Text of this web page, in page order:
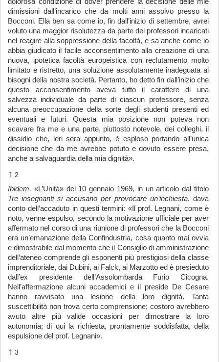
dimissioni dall’incarico che da molti anni assolvo presso la
Bocconi. Ella ben sa come io, fin dall’inizio di settembre, avrei
voluto una maggior risolutezza da parte dei professori incaricati
nel reagire alla soppressione della facoltà, e sa anche come io
abbia giudicato il facile acconsentimento alla creazione di una
nuova, ipotetica facoltà europeistica con reclutamento molto
limitato e ristretto, una soluzione assolutamente inadeguata ai
bisogni della nostra società. Pertanto, ho detto fin dall’inizio che
questo acconsentimento aveva tutto il carattere di una
salvezza individuale da parte di ciascun professore, senza
alcuna preoccupazione della sorte degli studenti presenti ed
eventuali e futuri. Questa mia posizione non poteva non
scavare fra me e una parte, piuttosto notevole, dei colleghi, il
dissidio che, ieri sera appunto, è esploso portando all’unica
decisione che da me avrebbe potuto e dovuto essere presa,
anche a salvaguardia della mia dignità».
↑ 2
Ibidem. «L’Unità» del 10 gennaio 1969, in un articolo dal titolo
Tre insegnanti si accusano per provocare un’inchiesta, dava
conto dell’accaduto in questi termini: «Il prof. Legnani, come è
noto, venne espulso, secondo la motivazione ufficiale per aver
affermato nel corso di una riunione di professori che la Bocconi
era un’emanazione della Confindustria, cosa quanto mai ovvia
e dimostrabile dal momento che il Consiglio di amministrazione
dell’ateneo comprende gli esponenti più prestigiosi della classe
imprenditoriale, dai Dubini, ai Falck, ai Marzotto ed è presieduto
dall’ex presidente dell’Assolombarda Furio Cicogna.
Nell’affermazione alcuni accademici e il preside De Cesare
hanno ravvisato una lesione della loro dignità. Tanta
suscettibilità non trova certo comprensione; costoro avrebbero
avuto altre più valide occasioni per dimostrare la loro
autonomia; di qui la richiesta, prontamente soddisfatta, della
espulsione del prof. Legnani».
↑ 3